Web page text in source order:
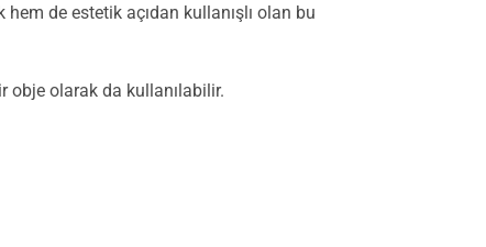
de estetik açıdan kullanışlı olan bu
obje olarak da kullanılabilir.